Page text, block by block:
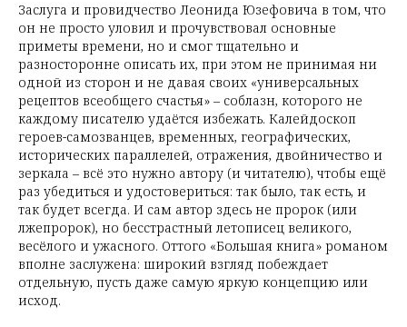
Заслуга и провидчество Леонида Юзефовича в том, что
он не просто уловил и прочувствовал основные
приметы времени, но и смог тщательно и
разносторонне описать их, при этом не принимая ни
одной из сторон и не давая своих «универсальных
рецептов всеобщего счастья» – соблазн, которого не
каждому писателю удаётся избежать. Калейдоскоп
героев-самозванцев, временных, географических,
исторических параллелей, отражения, двойничество и
зеркала – всё это нужно автору (и читателю), чтобы ещё
раз убедиться и удостовериться: так было, так есть, и
так будет всегда. И сам автор здесь не пророк (или
лжепророк), но бесстрастный летописец великого,
весёлого и ужасного. Оттого «Большая книга» романом
вполне заслужена: широкий взгляд побеждает
отдельную, пусть даже самую яркую концепцию или
исход.